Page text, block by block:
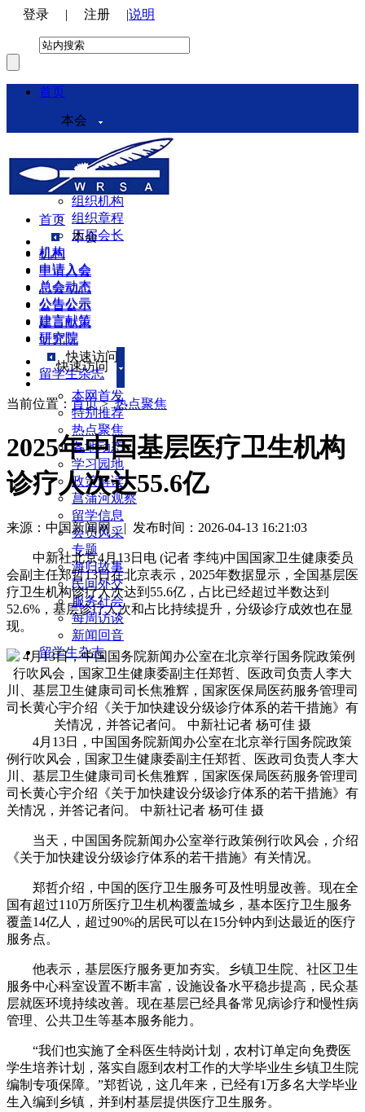
登录 | 注册 |说明
首页
本会
本会介绍
领导机构
理事会
组织机构
组织章程
历届会长
机构
申请入会
总会动态
公告公示
建言献策
研究院
快速访问
本网首发
特别推荐
热点聚焦
各地动态
学习园地
政策解读
菖蒲河观察
留学信息
会员风采
专题
海归故事
民间外交
服务社会
每周访谈
新闻回音
留学生杂志
首页
本会
机构
申请入会
总会动态
公告公示
建言献策
研究院
快速访问
留学生杂志
当前位置： 首页>热点聚焦
2025年中国基层医疗卫生机构
诊疗人次达55.6亿
来源：中国新闻网 | 发布时间：2026-04-13 16:21:03
中新社北京4月13日电 (记者 李纯)中国国家卫生健康委员
会副主任郑哲13日在北京表示，2025年数据显示，全国基层医
疗卫生机构诊疗人次达到55.6亿，占比已经超过半数达到
52.6%，基层诊疗人次和占比持续提升，分级诊疗成效也在显
现。
4月13日，中国国务院新闻办公室在北京举行国务院政策
例行吹风会，国家卫生健康委副主任郑哲、医政司负责人李大
川、基层卫生健康司司长焦雅辉，国家医保局医药服务管理司
司长黄心宇介绍《关于加快建设分级诊疗体系的若干措施》有
关情况，并答记者问。 中新社记者 杨可佳 摄
当天，中国国务院新闻办公室举行政策例行吹风会，介绍
《关于加快建设分级诊疗体系的若干措施》有关情况。
郑哲介绍，中国的医疗卫生服务可及性明显改善。现在全
国有超过110万所医疗卫生机构覆盖城乡，基本医疗卫生服务
覆盖14亿人，超过90%的居民可以在15分钟内到达最近的医疗
服务点。
他表示，基层医疗服务更加夯实。乡镇卫生院、社区卫生
服务中心科室设置不断丰富，设施设备水平稳步提高，民众基
层就医环境持续改善。现在基层已经具备常见病诊疗和慢性病
管理、公共卫生等基本服务能力。
“我们也实施了全科医生特岗计划，农村订单定向免费医
学生培养计划，落实自愿到农村工作的大学毕业生乡镇卫生院
编制专项保障。”郑哲说，这几年来，已经有1万多名大学毕业
生入编到乡镇，并到村基层提供医疗卫生服务。